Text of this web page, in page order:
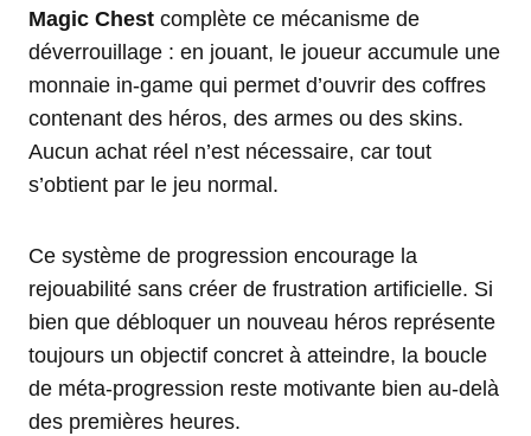
Magic Chest complète ce mécanisme de
déverrouillage : en jouant, le joueur accumule une
monnaie in-game qui permet d’ouvrir des coffres
contenant des héros, des armes ou des skins.
Aucun achat réel n’est nécessaire, car tout
s’obtient par le jeu normal.
Ce système de progression encourage la
rejouabilité sans créer de frustration artificielle. Si
bien que débloquer un nouveau héros représente
toujours un objectif concret à atteindre, la boucle
de méta-progression reste motivante bien au-delà
des premières heures.